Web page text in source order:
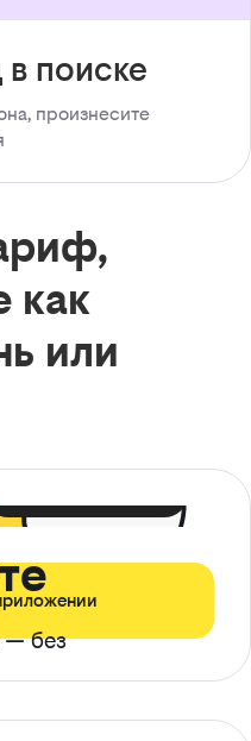
в поиске
произнесите
как
или
— без